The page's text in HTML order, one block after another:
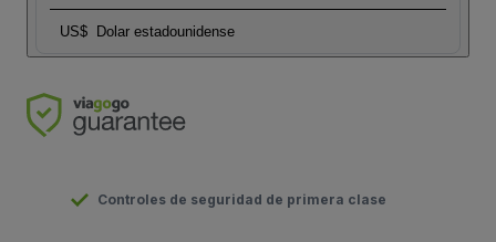
US$ Dolar estadounidense
Controles de seguridad de primera clase